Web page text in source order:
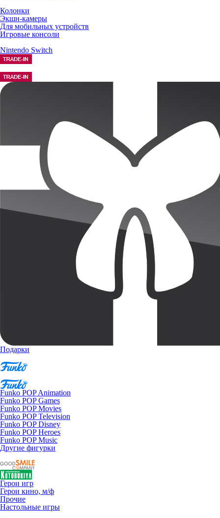
Колонки
Экшн-камеры
Для мобильных устройств
Игровые консоли
Nintendo Switch
Подарки
Funko POP Animation
Funko POP Games
Funko POP Movies
Funko POP Television
Funko POP Disney
Funko POP Heroes
Funko POP Music
Другие фигурки
Герои игр
Герои кино, м/ф
Прочие
Настольные игры